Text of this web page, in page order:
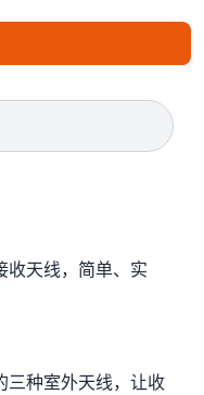
收天线，简单、实
三种室外天线，让收